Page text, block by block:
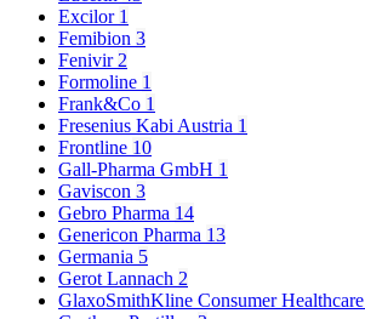
Excilor 1
Femibion 3
Fenivir2
Formoline 1
Frank&Co 1
Fresenius Kabi Austria 1
Frontline 10
Gall-Pharma GmbH 1
Gaviscon 3
Gebro Pharma 14
Genericon Pharma 13
Germania 5
Gerot Lannach 2
GlaxoSmithKline Consumer Healthcare